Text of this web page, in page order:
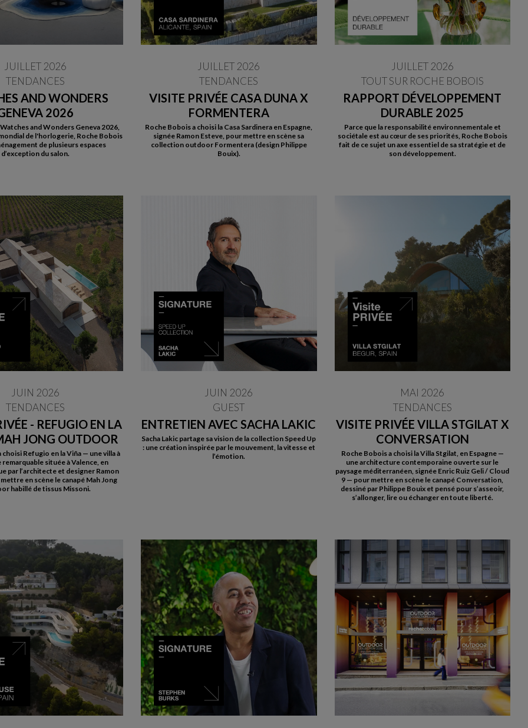
AND WONDERS
2026
JUILLET 2026
TENDANCES
and Wonders Geneva 2026,
de l'horlogerie, Roche Bobois
de plusieurs espaces
d’exception du salon.
VISITE PRIVÉE CASA DUNA X
FORMENTERA
JUILLET 2026
TENDANCES
Roche Bobois a choisi la Casa Sardinera en Espagne,
signée Ramon Esteve, pour mettre en scène sa
collection outdoor Formentera (design Philippe
Bouix).
RAPPORT DÉVELOPPEMENT
DURABLE 2025
JUILLET 2026
TOUT SUR ROCHE BOBOIS
Parce que la responsabilité environnementale et
sociétale est au cœur de ses priorités, Roche Bobois
fait de ce sujet un axe essentiel de sa stratégie et de
son développement.
- REFUGIO EN LA
JONG OUTDOOR
JUIN 2026
TENDANCES
choisi Refugio en la Viña — une villa à
remarquable située à Valence, en
par l’architecte et designer Ramon
en scène le canapé Mah Jong
habillé de tissus Missoni.
ENTRETIEN AVEC SACHA LAKIC
JUIN 2026
GUEST
Sacha Lakic partage sa vision de la collection Speed Up
: une création inspirée par le mouvement, la vitesse et
l’émotion.
VISITE PRIVÉE VILLA STGILAT X
CONVERSATION
MAI 2026
TENDANCES
Roche Bobois a choisi la Villa Stgilat, en Espagne —
une architecture contemporaine ouverte sur le
paysage méditerranéen, signée Enric Ruiz Geli / Cloud
9 — pour mettre en scène le canapé Conversation,
dessiné par Philippe Bouix et pensé pour s’asseoir,
s’allonger, lire ou échanger en toute liberté.